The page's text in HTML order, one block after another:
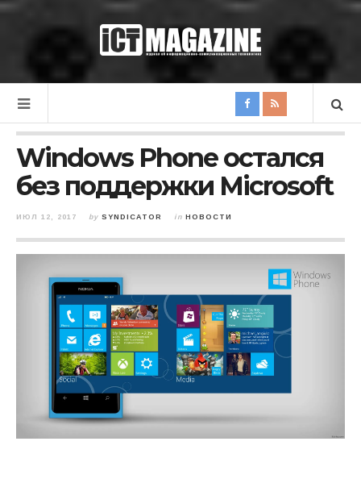
Windows Phone остался
без поддержки Microsoft
ИЮЛ 12, 2017 by SYNDICATOR in НОВОСТИ